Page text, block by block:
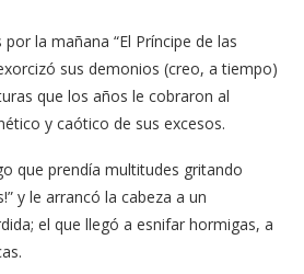
la mañana “El Príncipe de las
sus demonios (creo, a tiempo)
que los años le cobraron al
y caótico de sus excesos.
que prendía multitudes gritando
y le arrancó la cabeza a un
el que llegó a esnifar hormigas, a